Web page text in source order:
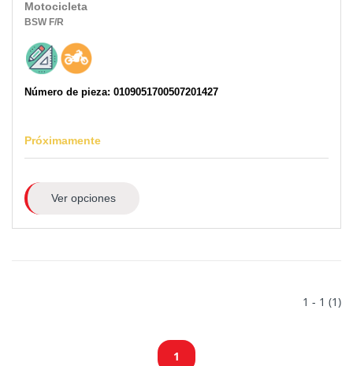
Motocicleta
BSW F/R
Número de pieza: 0109051700507201427
Próximamente
Ver opciones
1 - 1 (1)
1